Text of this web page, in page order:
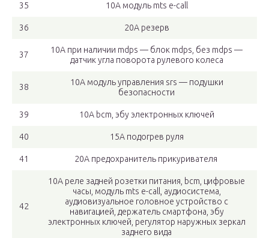
35 10А модуль mts e-call
36 20А резерв
37
10А при наличии mdps — блок mdps, без mdps —
датчик угла поворота рулевого колеса
38
10А модуль управления srs — подушки
безопасности
39 10А bcm, эбу электронных ключей
40 15А подогрев руля
41 20А предохранитель прикуривателя
42
10А реле задней розетки питания, bcm, цифровые
часы, модуль mts e-call, аудиосистема,
аудиовизуальное головное устройство с
навигацией, держатель смартфона, эбу
электронных ключей, регулятор наружных зеркал
заднего вида